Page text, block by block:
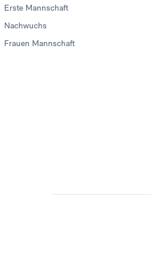
Erste Mannschaft
Nachwuchs
Frauen Mannschaft